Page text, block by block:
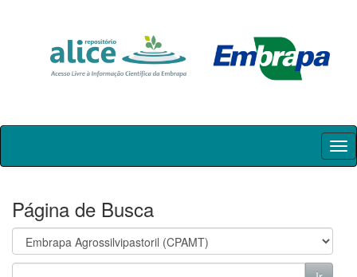
Skip
Página de Busca